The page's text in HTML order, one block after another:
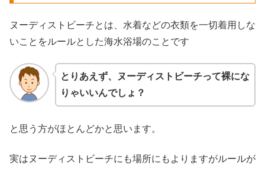
ヌーディストビーチとは、水着などの衣類を一切着用しな
いことをルールとした海水浴場のことです
とりあえず、ヌーディストビーチって裸にな
りゃいいんでしょ？
と思う方がほとんどかと思います。
実はヌーディストビーチにも場所にもよりますがルールが